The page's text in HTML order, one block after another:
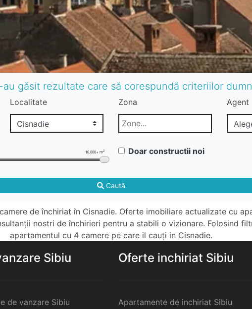
găsit rezultate care să corespundă criteriilor
Localitate Zona Agent
10.000+ m2 Doar constructii noi
Caută
de închiriat în Cisnadie. Oferte imobiliare actualizate cu
nostri de închirieri pentru a stabili o vizionare. Folosind
apartamentul cu 4 camere pe care il cauți in Cisnadie.
Sibiu
de vanzare Sibiu
Oferte inchiriat Sibiu
Apartamente de inchiriat Sibiu